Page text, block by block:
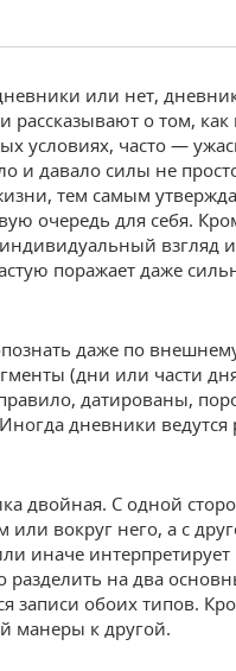
или нет,
рассказывают о том,
условиях, часто —
и давало силы не
тем самым
очередь для себя.
взгляд
поражает даже
даже по
(дни или части
датированы,
Иногда дневники
двойная. С одной
вокруг него, а с
иначе
на два
записи обоих типов.
манеры к другой.